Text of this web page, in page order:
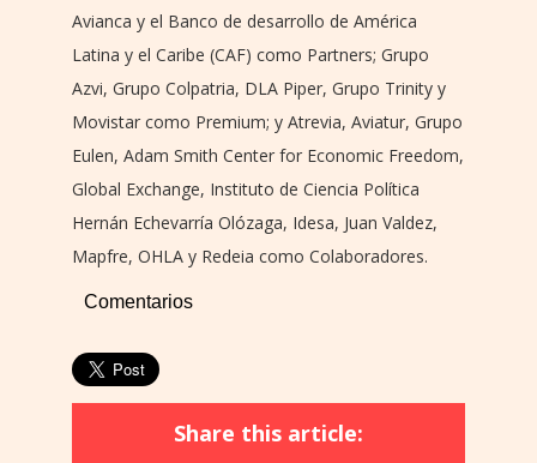
Avianca y el Banco de desarrollo de América
Latina y el Caribe (CAF) como Partners; Grupo
Azvi, Grupo Colpatria, DLA Piper, Grupo Trinity y
Movistar como Premium; y Atrevia, Aviatur, Grupo
Eulen, Adam Smith Center for Economic Freedom,
Global Exchange, Instituto de Ciencia Política
Hernán Echevarría Olózaga, Idesa, Juan Valdez,
Mapfre, OHLA y Redeia como Colaboradores.
Comentarios
Share this article: